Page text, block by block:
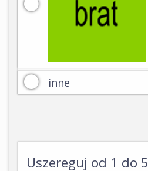
inne
Uszereguj od 1 do